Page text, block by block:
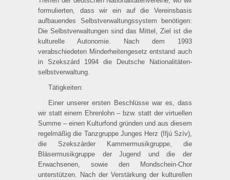
formulierten, dass wir ein auf die Vereinsbasis
aufbauendes Selbstverwaltungssystem benötigen:
Die Selbstverwaltungen sind das Mittel, Ziel ist die
kulturelle Autonomie. Nach dem 1993
verabschiedeten Minderheitengesetz entstand auch
in Szekszárd 1994 die Deutsche Nationalitäten­
selbstverwaltung.
Tätigkeiten:
Einer unserer ersten Beschlüsse war es, dass
wir statt einem Ehrenlohn – bzw. statt der virtuellen
Summe – einen Kulturfond gründen und aus diesem
regelmäßig die Tanzgruppe Junges Herz (Ifjú Szív),
die Szekszárder Kammermusikgruppe, die
Bläsermusikgruppe der Jugend und die der
Erwachsenen, sowie den Mondschein-Chor
unterstützen. Nach der Verstärkung der kulturellen